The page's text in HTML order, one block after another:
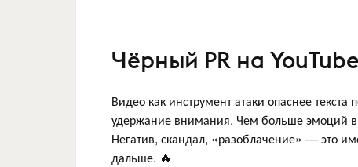
Чёрный PR на
Видео как инструмент атаки опаснее
удержание внимания. Чем больше эмоций
Негатив, скандал, «разоблачение» — это
дальше. 🔥